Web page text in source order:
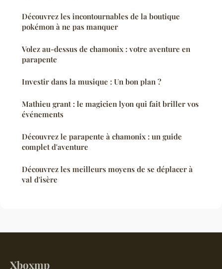
Découvrez les incontournables de la boutique
pokémon à ne pas manquer
Volez au-dessus de chamonix : votre aventure en
parapente
Investir dans la musique : Un bon plan ?
Mathieu grant : le magicien lyon qui fait briller vos
événements
Découvrez le parapente à chamonix : un guide
complet d'aventure
Découvrez les meilleurs moyens de se déplacer à
val d'isère
Xboxmp